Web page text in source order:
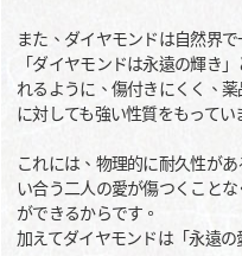
また、ダイヤモンドは自然界
「ダイヤモンドは永遠の輝き
れるように、傷付きにくく、
に対しても強い性質をもってい
これには、物理的に耐久性が
い合う二人の愛が傷つくこと
ができるからです。
加えてダイヤモンドは「永遠の